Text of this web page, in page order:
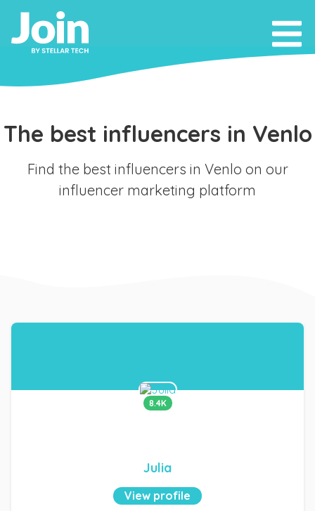
The best influencers in Venlo
Find the best influencers in Venlo on our
influencer marketing platform
8.4K
Julia
View profile